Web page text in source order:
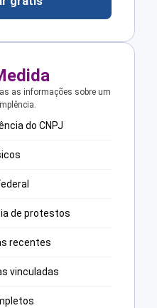
as informações sobre um
do CNPJ
de protestos
recentes
vinculadas